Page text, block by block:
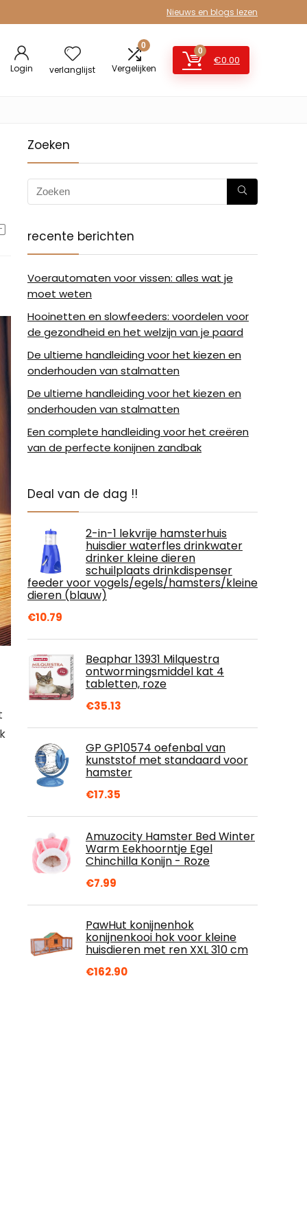
Nieuws en blogs lezen
Login verlanglijst
0
Vergelijken
0
€0.00
Zoeken
recente berichten
Voerautomaten voor vissen: alles wat je
moet weten
Hooinetten en slowfeeders: voordelen voor
de gezondheid en het welzijn van je paard
De ultieme handleiding voor het kiezen en
onderhouden van stalmatten
De ultieme handleiding voor het kiezen en
onderhouden van stalmatten
Een complete handleiding voor het creëren
van de perfecte konijnen zandbak
Deal van de dag !!
2-in-1 lekvrije hamsterhuis
huisdier waterfles drinkwater
drinker kleine dieren
schuilplaats drinkdispenser
feeder voor vogels/egels/hamsters/kleine
dieren (blauw)
€10.79
Beaphar 13931 Milquestra
ontwormingsmiddel kat 4
tabletten, roze
€35.13
GP GP10574 oefenbal van
kunststof met standaard voor
hamster
€17.35
Amuzocity Hamster Bed Winter
Warm Eekhoorntje Egel
Chinchilla Konijn - Roze
€7.99
PawHut konijnenhok
konijnenkooi hok voor kleine
huisdieren met ren XXL 310 cm
€162.90